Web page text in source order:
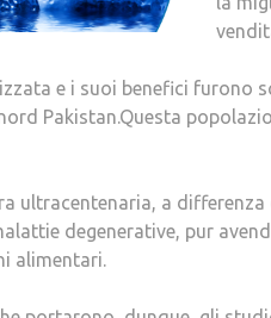
e i suoi benefici furono
Pakistan.Questa
ultracentenaria, a
degenerative, pur
alimentari.